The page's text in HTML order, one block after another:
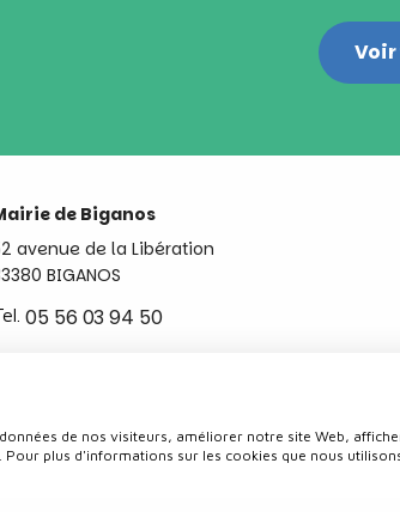
de Biganos
avenue de la Libération
BIGANOS
05 56 03 94 50
ContactPolitique
de nos visiteurs, améliorer notre site Web,
plus d'informations sur les cookies que nous